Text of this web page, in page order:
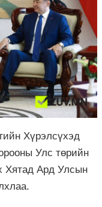
Хүрэлсүхэд
Улс төрийн
Хятад Ард Улсын